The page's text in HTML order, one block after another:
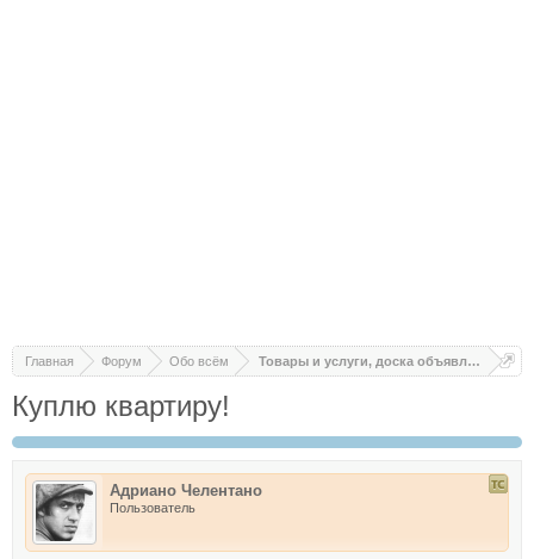
Главная Форум Обо всём Товары и услуги, доска объявлений
Куплю квартиру!
Адриано Челентано
Пользователь